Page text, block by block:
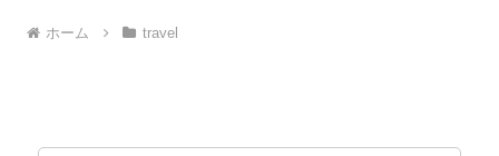
ホーム travel